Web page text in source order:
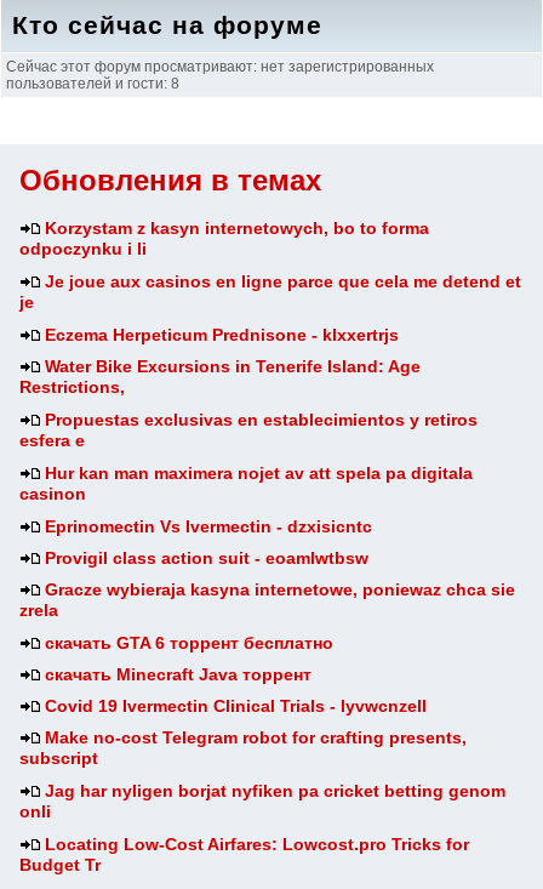
Обновления в темах
Korzystam z kasyn internetowych, bo to forma
odpoczynku i li
Je joue aux casinos en ligne parce que cela me detend et
je
Eczema Herpeticum Prednisone - klxxertrjs
Water Bike Excursions in Tenerife Island: Age
Restrictions,
Propuestas exclusivas en establecimientos y retiros
esfera e
Hur kan man maximera nojet av att spela pa digitala
casinon
Eprinomectin Vs Ivermectin - dzxisicntc
Provigil class action suit - eoamlwtbsw
Gracze wybieraja kasyna internetowe, poniewaz chca sie
zrela
скачать GTA 6 торрент бесплатно
скачать Minecraft Java торрент
Covid 19 Ivermectin Clinical Trials - lyvwcnzell
Make no-cost Telegram robot for crafting presents,
subscript
Jag har nyligen borjat nyfiken pa cricket betting genom
onli
Locating Low-Cost Airfares: Lowcost.pro Tricks for
Budget Tr
Кто сейчас на форуме
Сейчас этот форум просматривают: нет зарегистрированных
пользователей и гости: 8